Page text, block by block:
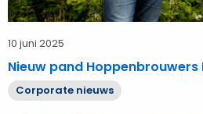
10 juni 2025
Nieuw pand
Corporate nieuws